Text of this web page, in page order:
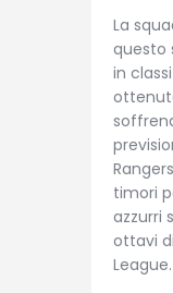
La
questo
in
timori
azzurri
ottavi
League.